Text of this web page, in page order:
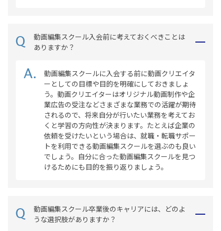
動画編集スクール入会前に考えておくべきことは
ありますか？
動画編集スクールに入会する前に動画クリエイタ
ーとしての目標や目的を明確にしておきましょ
う。動画クリエイターはオリジナル動画制作や企
業広告の受注などさまざまな業務での活躍が期待
されるので、将来自分が行いたい業務を考えてお
くと学習の方向性が決まります。たとえば企業の
依頼を受けたいという場合は、就職・転職サポー
トを利用できる動画編集スクールを選ぶのも良い
でしょう。自分に合った動画編集スクールを見つ
けるためにも目的を振り返りましょう。
動画編集スクール卒業後のキャリアには、どのよ
うな選択肢がありますか？